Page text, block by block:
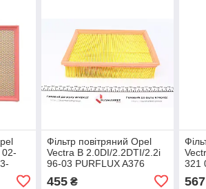
05-
Фільтр повітряний Opel
Vectra B 2.0DI/2.2DTI/2.2i
96-03 PURFLUX A376
455₴
321
567